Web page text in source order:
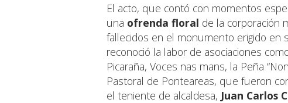
El acto, que contó con momentos
una ofrenda floral de la corporación
fallecidos en el monumento erigido en
reconoció la labor de asociaciones
Picaraña, Voces nas mans, la Peña
Pastoral de Ponteareas, que fueron
el teniente de alcaldesa, Juan Carlos